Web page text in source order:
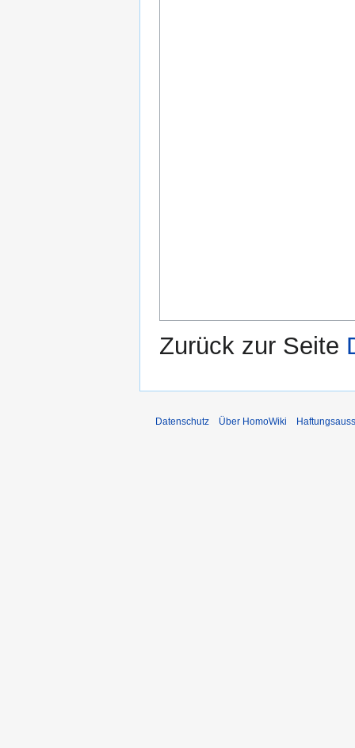
Zurück zur Seite
Datenschutz Über HomoWiki